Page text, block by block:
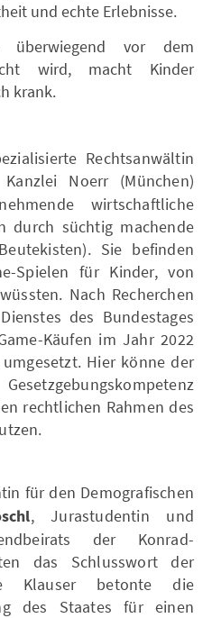
und echte Erlebnisse.
überwiegend vor dem
wird, macht Kinder
krank.
Rechtsanwältin
Noerr (München)
wirtschaftliche
durch süchtig machende
Sie befinden
Spielen für Kinder, von
Nach Recherchen
des Bundestages
Käufen im Jahr 2022
Hier könne der
rechtlichen Rahmen des
für den Demografischen
, Jurastudentin und
der Konrad-
das Schlusswort der
Klauser betonte die
des Staates für einen